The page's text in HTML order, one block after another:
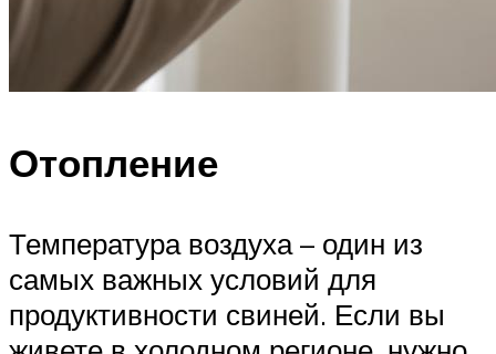
Отопление
Температура воздуха – один из
самых важных условий для
продуктивности свиней. Если вы